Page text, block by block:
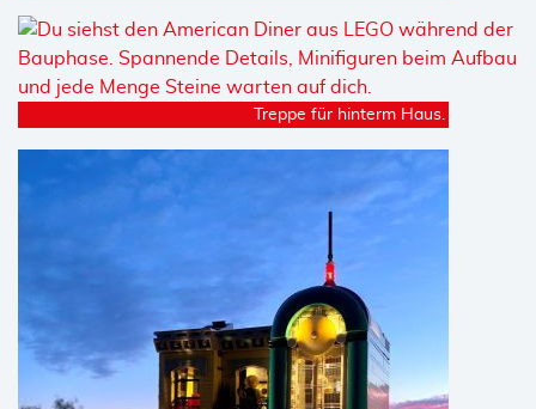
Treppe für hinterm Haus.